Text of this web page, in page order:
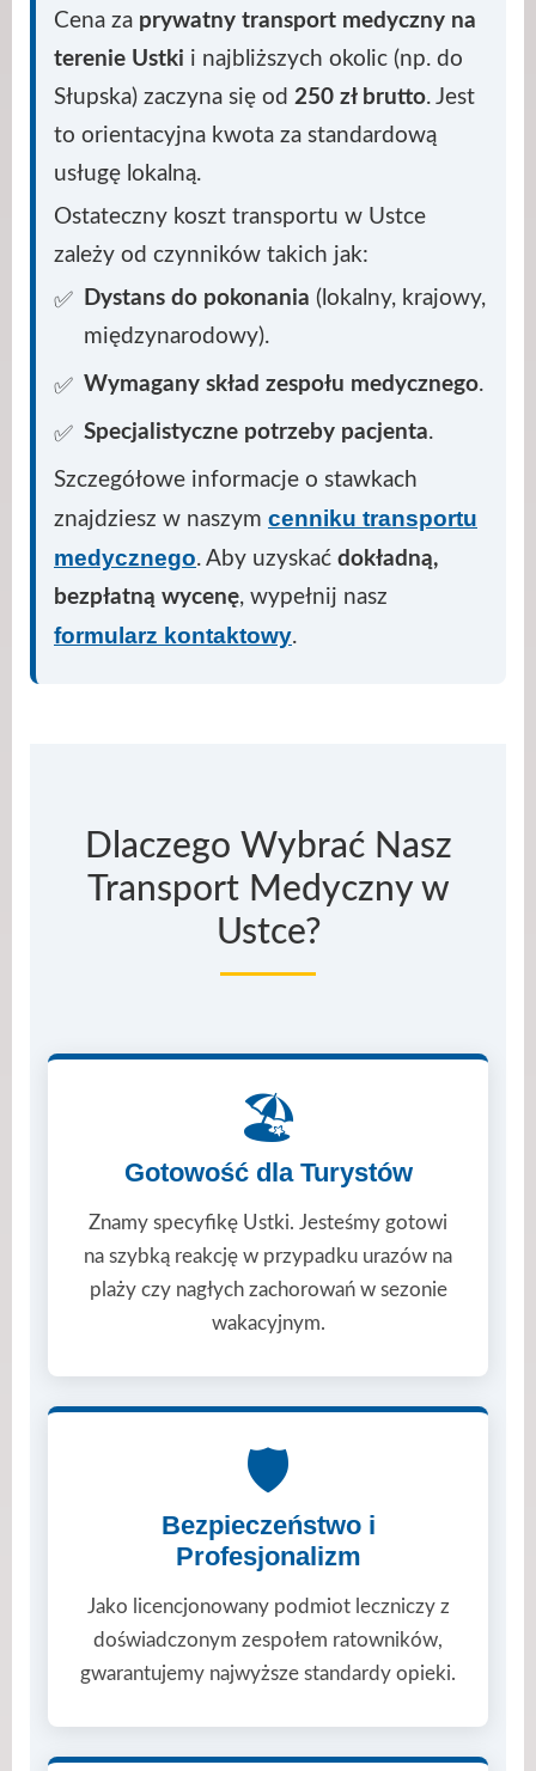
Cena za prywatny transport medyczny na
terenie Ustki i najbliższych okolic (np. do
Słupska) zaczyna się od 250 zł brutto. Jest
to orientacyjna kwota za standardową
usługę lokalną.
Ostateczny koszt transportu w Ustce
zależy od czynników takich jak:
Dystans do pokonania (lokalny, krajowy,
międzynarodowy).
Wymagany skład zespołu medycznego.
Specjalistyczne potrzeby pacjenta.
Szczegółowe informacje o stawkach
znajdziesz w naszym cenniku transportu
medycznego. Aby uzyskać dokładną,
bezpłatną wycenę, wypełnij nasz
formularz kontaktowy.
Dlaczego Wybrać Nasz
Transport Medyczny w
Ustce?
🏖️
Gotowość dla Turystów
Znamy specyfikę Ustki. Jesteśmy gotowi
na szybką reakcję w przypadku urazów na
plaży czy nagłych zachorowań w sezonie
wakacyjnym.
🛡️
Bezpieczeństwo i
Profesjonalizm
Jako licencjonowany podmiot leczniczy z
doświadczonym zespołem ratowników,
gwarantujemy najwyższe standardy opieki.